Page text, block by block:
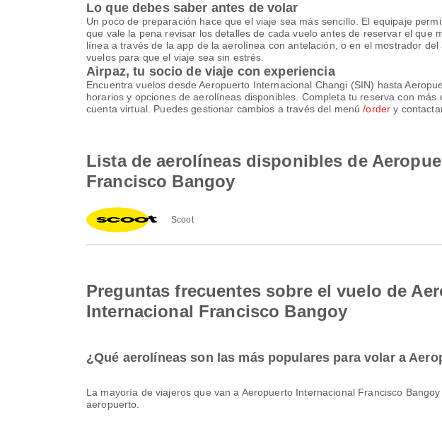
Lo que debes saber antes de volar
Un poco de preparación hace que el viaje sea más sencillo. El equipaje
que vale la pena revisar los detalles de cada vuelo antes de reservar el
línea a través de la app de la aerolínea con antelación, o en el mostrador
vuelos para que el viaje sea sin estrés.
Airpaz, tu socio de viaje con experiencia
Encuentra vuelos desde Aeropuerto Internacional Changi (SIN) hasta
horarios y opciones de aerolíneas disponibles. Completa tu reserva con
cuenta virtual. Puedes gestionar cambios a través del menú/order y
Lista de aerolíneas disponibles de
Francisco Bangoy
Scoot
Preguntas frecuentes sobre el vuelo de
Internacional Francisco Bangoy
¿Qué aerolíneas son las más populares para volar a
La mayoría de viajeros que van a Aeropuerto Internacional Francisco
aeropuerto.